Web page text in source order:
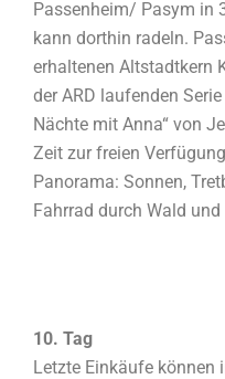
Passenheim/ Pasym in
kann dorthin radeln.
erhaltenen Altstadtkern
der ARD laufenden
Nächte mit Anna“ von
Zeit zur freien
Panorama: Sonnen,
Fahrrad durch Wald und
10. Tag
Letzte Einkäufe können